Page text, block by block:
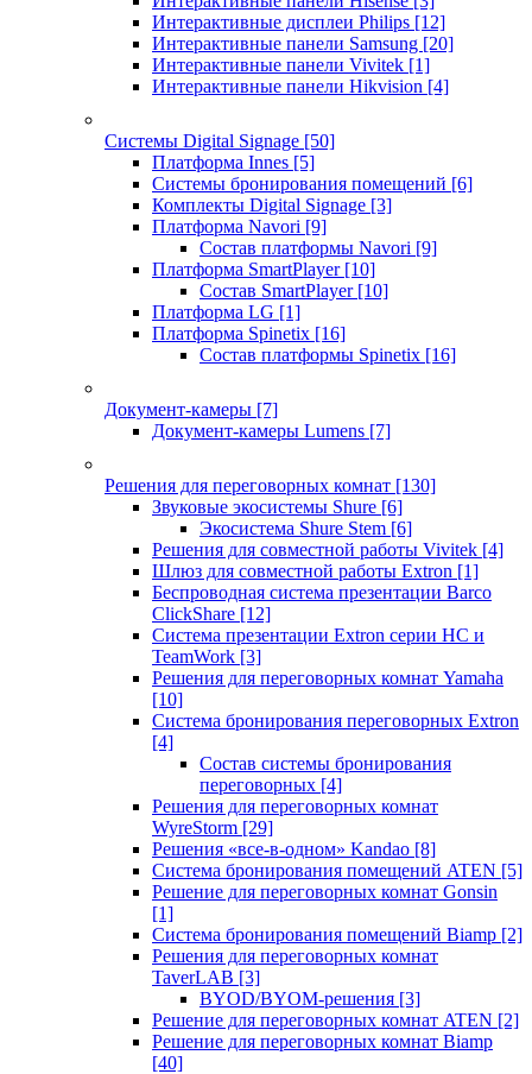
Интерактивные дисплеи Philips [12]
Интерактивные панели Samsung [20]
Интерактивные панели Vivitek [1]
Интерактивные панели Hikvision [4]
Системы Digital Signage [50]
Платформа Innes [5]
Системы бронирования помещений [6]
Комплекты Digital Signage [3]
Платформа Navori [9]
Состав платформы Navori [9]
Платформа SmartPlayer [10]
Состав SmartPlayer [10]
Платформа LG [1]
Платформа Spinetix [16]
Состав платформы Spinetix [16]
Документ-камеры [7]
Документ-камеры Lumens [7]
Решения для переговорных комнат [130]
Звуковые экосистемы Shure [6]
Экосистема Shure Stem [6]
Решения для совместной работы Vivitek [4]
Шлюз для совместной работы Extron [1]
Беспроводная система презентации Barco
ClickShare [12]
Система презентации Extron серии HC и
TeamWork [3]
Решения для переговорных комнат Yamaha
[10]
Система бронирования переговорных Extron
[4]
Состав системы бронирования
переговорных [4]
Решения для переговорных комнат
WyreStorm [29]
Решения «все-в-одном» Kandao [8]
Система бронирования помещений ATEN [5]
Решение для переговорных комнат Gonsin
[1]
Система бронирования помещений Biamp [2]
Решения для переговорных комнат
TaverLAB [3]
BYOD/BYOM-решения [3]
Решение для переговорных комнат ATEN [2]
Решение для переговорных комнат Biamp
[40]